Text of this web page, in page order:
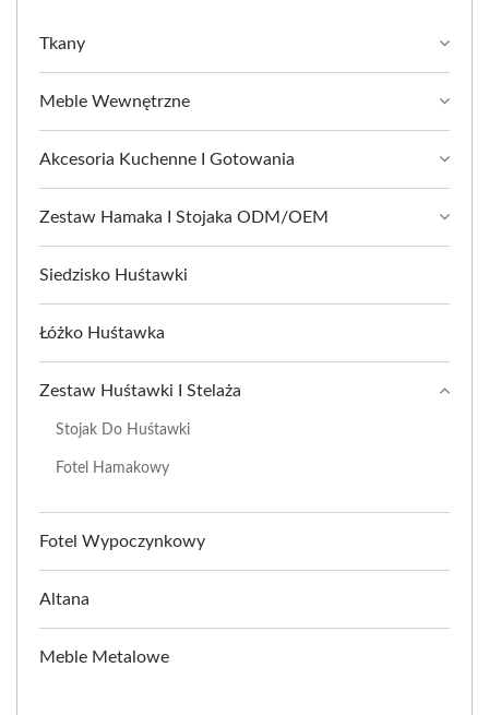
Tkany
Meble Wewnętrzne
Akcesoria Kuchenne I Gotowania
Zestaw Hamaka I Stojaka ODM/OEM
Siedzisko Huśtawki
Łóżko Huśtawka
Zestaw Huśtawki I Stelaża
Stojak Do Huśtawki
Fotel Hamakowy
Fotel Wypoczynkowy
Altana
Meble Metalowe